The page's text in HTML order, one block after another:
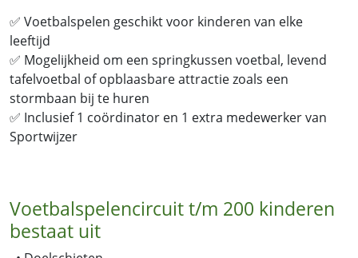
✅ Voetbalspelen geschikt voor kinderen van elke
leeftijd
✅ Mogelijkheid om een springkussen voetbal, levend
tafelvoetbal of opblaasbare attractie zoals een
stormbaan bij te huren
✅ Inclusief 1 coördinator en 1 extra medewerker van
Sportwijzer
Voetbalspelencircuit t/m 200 kinderen
bestaat uit